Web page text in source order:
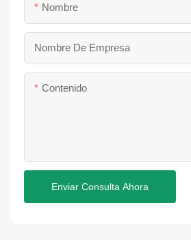
Nombre
Nombre De Empresa
Contenido
Enviar Consulta Ahora